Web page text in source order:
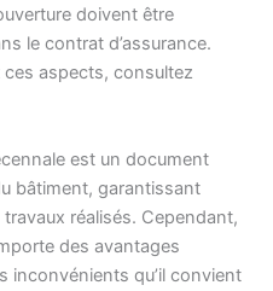
doivent être
le contrat d’assurance.
aspects, consultez
est un document
bâtiment, garantissant
réalisés. Cependant,
des avantages
inconvénients qu’il convient